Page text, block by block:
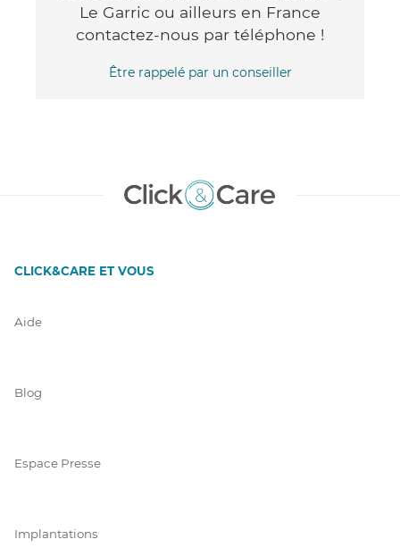
Le Garric ou ailleurs en France
contactez-nous par téléphone !
Être rappelé par un conseiller
CLICK&CARE ET VOUS
Aide
Blog
Espace Presse
Implantations